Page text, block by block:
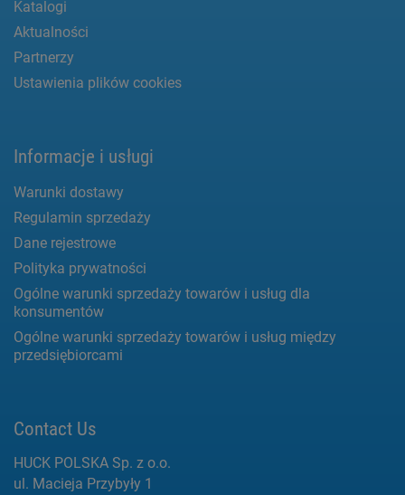
Katalogi
Aktualności
Partnerzy
Ustawienia plików cookies
Informacje i usługi
Warunki dostawy
Regulamin sprzedaży
Dane rejestrowe
Polityka prywatności
Ogólne warunki sprzedaży towarów i usług dla
konsumentów
Ogólne warunki sprzedaży towarów i usług między
przedsiębiorcami
Contact Us
HUCK POLSKA Sp. z o.o.
ul. Macieja Przybyły 1